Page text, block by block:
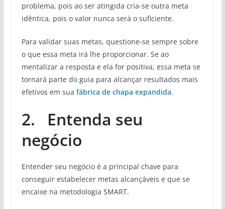
problema, pois ao ser atingida cria-se outra meta
idêntica, pois o valor nunca será o suficiente.
Para validar suas metas, questione-se sempre sobre
o que essa meta irá lhe proporcionar. Se ao
mentalizar a resposta e ela for positiva, essa meta se
tornará parte do guia para alcançar resultados mais
efetivos em sua fábrica de chapa expandida.
2. Entenda seu
negócio
Entender seu negócio é a principal chave para
conseguir estabelecer metas alcançáveis e que se
encaixe na metodologia SMART.